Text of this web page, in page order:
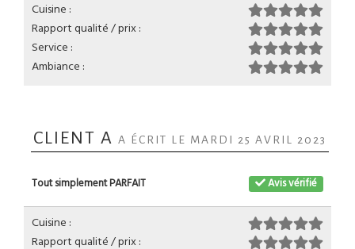
Cuisine :
Rapport qualité / prix :
Service :
Ambiance :
CLIENT A A ÉCRIT LE MARDI 25 AVRIL 2023
Avis vérifié
Tout simplement PARFAIT
Cuisine :
Rapport qualité / prix :